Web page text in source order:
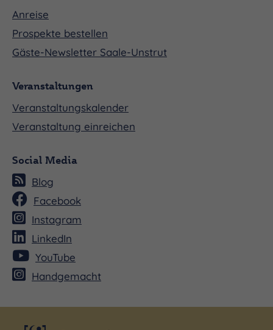
Anreise
Prospekte bestellen
Gäste-Newsletter Saale-Unstrut
Veranstaltungen
Veranstaltungskalender
Veranstaltung einreichen
Social Media
Blog
Facebook
Instagram
LinkedIn
YouTube
Handgemacht